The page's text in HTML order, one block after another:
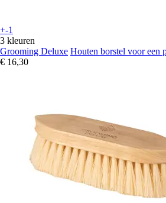
+-1
3 kleuren
Grooming Deluxe Houten borstel voor een
€ 16,30